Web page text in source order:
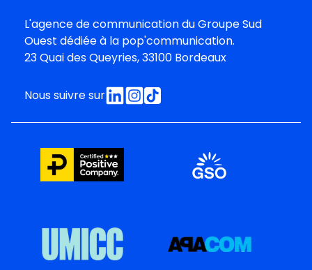
L'agence de communication duGroupe Sud
Ouest dédiée à la pop'communication.
23 Quai des Queyries, 33100 Bordeaux
Nous suivre sur